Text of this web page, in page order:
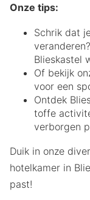
Onze tips:
Schrik dat
Blieskastel
Of bekijk
voor een
Ontdek
toffe
verborgen
Duik in onze
hotelkamer in
past!